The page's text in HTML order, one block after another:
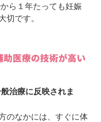
ら１年たっても妊娠
切です。
医療の技術が高い
治療に反映されま
のなかには、すぐに体